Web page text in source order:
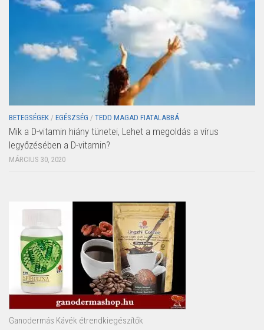
BETEGSÉGEK / EGÉSZSÉG / TEDD MAGAD FIATALABBÁ
Mik a D-vitamin hiány tünetei, Lehet a megoldás a vírus
legyőzésében a D-vitamin?
MÁRCIUS 30, 2020
Ganodermás Kávék étrendkiegészítők